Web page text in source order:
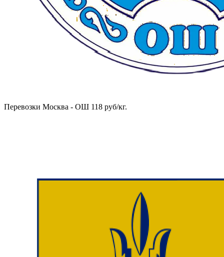
Перевозки Москва - ОШ 118 руб/кг.